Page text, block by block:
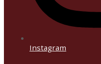
Instagram